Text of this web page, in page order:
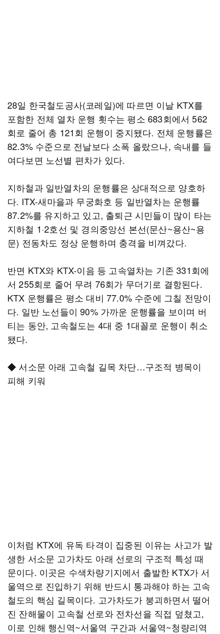
28일 한국철도공사(코레일)에 따르면 이날 KTX를
포함한 전체 열차 운행 횟수는 평소 683회에서 562
회로 줄어 총 121회 운행이 중지됐다. 전체 운행률은
82.3% 수준으로 전날보다 소폭 올랐으나, 속내를 들
여다보면 노선별 편차가 있다.
지하철과 일반열차의 운행률은 상대적으로 양호하
다. ITX-새마을과 무궁화호 등 일반열차는 운행률
87.2%를 유지하고 있고, 출퇴근 시민들이 많이 타는
지하철 1·2호선 및 경의중앙선 본선(문산~용산~용
문) 전동차도 정상 운행하며 충격을 비껴갔다.
반면 KTX와 KTX-이음 등 고속열차는 기존 331회에
서 255회로 줄어 무려 76회가 무더기로 결항된다.
KTX 운행률은 평소 대비 77.0% 수준에 그칠 전망이
다. 일반 노선들이 90% 가까운 운행률을 보이며 버
티는 동안, 고속철도는 4대 중 1대꼴로 운행이 취소
됐다.
◆ 서소문 아래 고속철 길목 차단…구조적 병목이
피해 키워
이처럼 KTX에 유독 타격이 집중된 이유는 사고가 발
생한 서소문 고가차도 아래 선로의 구조적 특성 때
문이다. 이곳은 수색차량기지에서 출발한 KTX가 서
울역으로 진입하기 위해 반드시 통과해야 하는 고속
철도의 핵심 길목이다. 고가차도가 붕괴하면서 떨어
진 잔해물이 고속철 선로와 전차선을 직접 덮쳤고,
이로 인해 행신역~서울역 구간과 서울역~청량리역